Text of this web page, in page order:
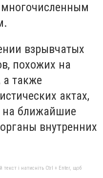
многочисленным
взрывчатых
похожих на
а также
актах,
на ближайшие
внутренних
і натисніть Ctrl + Enter, щоб